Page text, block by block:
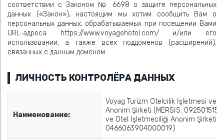
соответствии с Законом № 6698 о защите персональных
данных («Закон»), настоящим мы хотим сообщить Вам о
персональных данных, обрабатываемых при посещении Вами
URL-адреса https://www.voyagehotel.com/ и/или его
использовании, а также всех поддоменов (расширений),
связанных с данным доменом.
ЛИЧНОСТЬ КОНТРОЛЁРА ДАННЫХ
Наименование:
Voyag Turizm Otelcilik İşletmesi ve
Anonim Şirketi (MERSİS:
ve Otel İşletmeciliği Anonim Şirketi
0466063904000019)